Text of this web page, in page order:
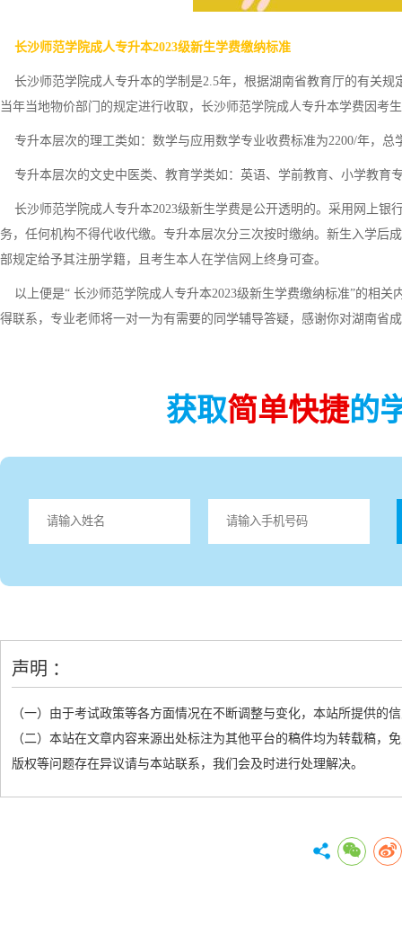
长沙师范学院成人专升本2023级新生学费缴纳标准
长沙师范学院成人专升本的学制是2.5年，根据湖南省教育厅的有关
当年当地物价部门的规定进行收取，长沙师范学院成人专升本学费因考
专升本层次的理工类如：数学与应用数学专业收费标准为2200/年，总
专升本层次的文史中医类、教育学类如：英语、学前教育、小学教育
长沙师范学院成人专升本2023级新生学费是公开透明的。采用网上银
务，任何机构不得代收代缴。专升本层次分三次按时缴纳。新生入学后
部规定给予其注册学籍，且考生本人在学信网上终身可查。
以上便是“ 长沙师范学院成人专升本2023级新生学费缴纳标准”的相关
得联系，专业老师将一对一为有需要的同学辅导答疑，感谢你对湖南省
获取简单快捷的
声明 ：
（一）由于考试政策等各方面情况在不断调整与变化，本站所提供的
（二）本站在文章内容来源出处标注为其他平台的稿件均为转载稿
版权等问题存在异议请与本站联系，我们会及时进行处理解决。